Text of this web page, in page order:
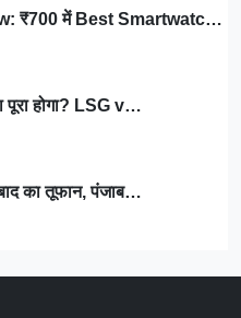
₹700 में Best Smartwatc…
पूरा होगा? LSG v…
का तूफान, पंजाब…